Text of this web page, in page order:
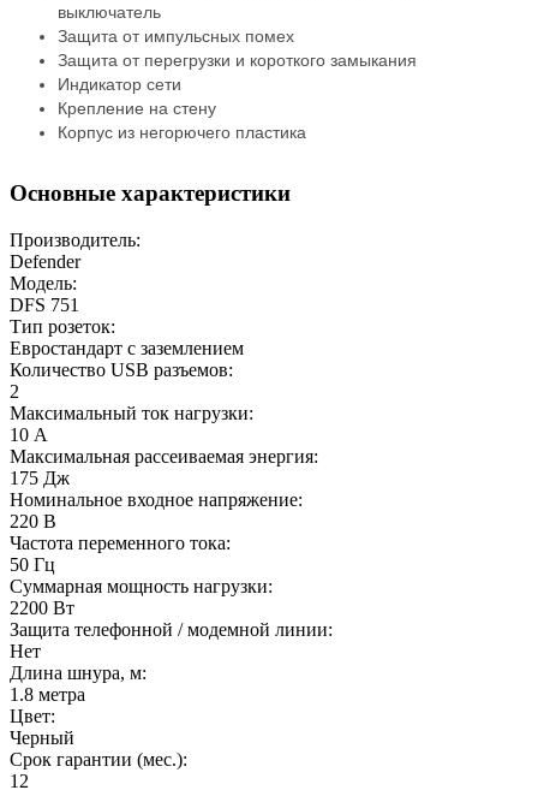
выключатель
Защита от импульсных помех
Защита от перегрузки и короткого замыкания
Индикатор сети
Крепление на стену
Корпус из негорючего пластика
Основные характеристики
Производитель:
Defender
Модель:
DFS 751
Тип розеток:
Евростандарт с заземлением
Количество USB разъемов:
2
Максимальный ток нагрузки:
10 А
Максимальная рассеиваемая энергия:
175 Дж
Номинальное входное напряжение:
220 В
Частота переменного тока:
50 Гц
Суммарная мощность нагрузки:
2200 Вт
Защита телефонной / модемной линии:
Нет
Длина шнура, м:
1.8 метра
Цвет:
Черный
Срок гарантии (мес.):
12